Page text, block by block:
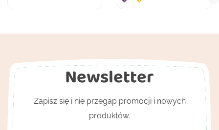
Newsletter
Zapisz się i nie przegap promocji i nowych
produktów.